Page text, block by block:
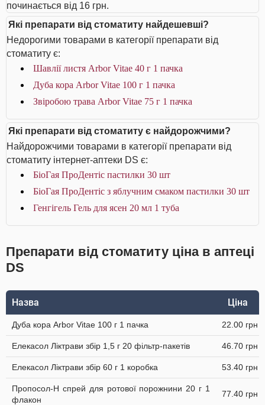
починається від 16 грн.
Які препарати від стоматиту найдешевші?
Недорогими товарами в категорії препарати від
стоматиту є:
Шавлії листя Arbor Vitae 40 г 1 пачка
Дуба кора Arbor Vitae 100 г 1 пачка
Звіробою трава Arbor Vitae 75 г 1 пачка
Які препарати від стоматиту є найдорожчими?
Найдорожчими товарами в категорії препарати від
стоматиту інтернет-аптеки DS є:
БіоГая ПроДентіс пастилки 30 шт
БіоГая ПроДентіс з яблучним смаком пастилки 30 шт
Генгігель Гель для ясен 20 мл 1 туба
Препарати від стоматиту ціна в аптеці
DS
Назва Ціна
Дуба кора Arbor Vitae 100 г 1 пачка 22.00 грн
Елекасол Ліктрави збір 1,5 г 20 фільтр-пакетів 46.70 грн
Елекасол Ліктрави збір 60 г 1 коробка 53.40 грн
Пропосол-Н спрей для ротової порожнини 20 г 1
флакон
77.40 грн